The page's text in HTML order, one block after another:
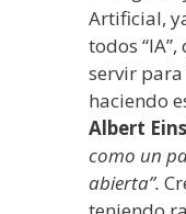
Artificial,
todos
servir
haciendo
Albert
como un
abierta”.